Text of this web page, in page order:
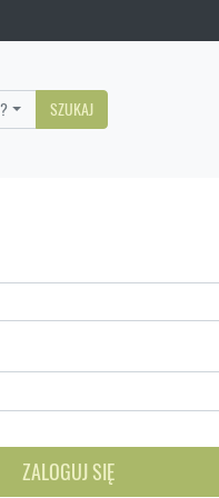
SZUKAJ
ZALOGUJ SIĘ